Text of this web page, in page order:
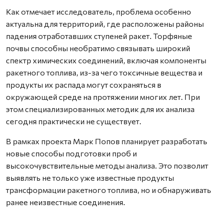
Как отмечает исследователь, проблема особенно
актуальна для территорий, где расположены районы
падения отработавших ступеней ракет. Торфяные
почвы способны необратимо связывать широкий
спектр химических соединений, включая компоненты
ракетного топлива, из-за чего токсичные вещества и
продукты их распада могут сохраняться в
окружающей среде на протяжении многих лет. При
этом специализированных методик для их анализа
сегодня практически не существует.
В рамках проекта Марк Попов планирует разработать
новые способы подготовки проб и
высокочувствительные методы анализа. Это позволит
выявлять не только уже известные продукты
трансформации ракетного топлива, но и обнаруживать
ранее неизвестные соединения.